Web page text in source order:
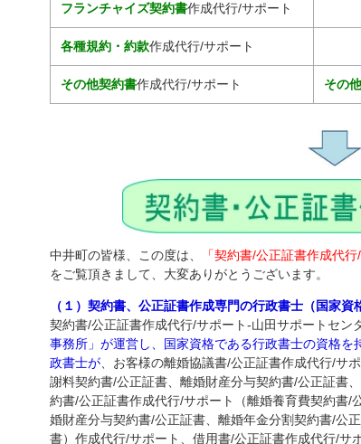
フランチャイズ契約書作成代行/サポート
各種規約・約款作成代行/サポート
その他契約書作成代行/サポート その
中井町の皆様、この度は、
「契約書/公正証書作成代
をご覧頂きまして、大変ありがとうございます。
（１）契約書、公正証書作成専門の行政書士（国家資
契約書/公正証書作成代行/サポート-山田サポートセン
事務所」が運営し、国家資格である行政書士の資格
政書士が、お客様の離婚協議書/公正証書作成代行/サ
謝料契約書/公正証書、離婚財産分与契約書/公正証書
約書/公正証書作成代行/サポート（離婚養育費契約書/
婚財産分与契約書/公正証書、離婚年金分割契約書/公
書）作成代行/サポート、借用書/公正証書作成代行/サ